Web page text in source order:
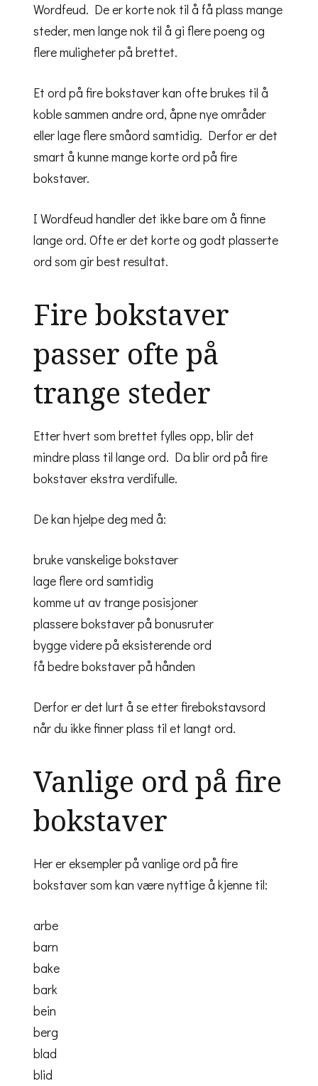
Wordfeud. De er korte nok til å få plass mange
steder, men lange nok til å gi flere poeng og
flere muligheter på brettet.
Et ord på fire bokstaver kan ofte brukes til å
koble sammen andre ord, åpne nye områder
eller lage flere småord samtidig. Derfor er det
smart å kunne mange korte ord på fire
bokstaver.
I Wordfeud handler det ikke bare om å finne
lange ord. Ofte er det korte og godt plasserte
ord som gir best resultat.
Fire bokstaver
passer ofte på
trange steder
Etter hvert som brettet fylles opp, blir det
mindre plass til lange ord. Da blir ord på fire
bokstaver ekstra verdifulle.
De kan hjelpe deg med å:
bruke vanskelige bokstaver
lage flere ord samtidig
komme ut av trange posisjoner
plassere bokstaver på bonusruter
bygge videre på eksisterende ord
få bedre bokstaver på hånden
Derfor er det lurt å se etter firebokstavsord
når du ikke finner plass til et langt ord.
Vanlige ord på fire
bokstaver
Her er eksempler på vanlige ord på fire
bokstaver som kan være nyttige å kjenne til:
arbe
barn
bake
bark
bein
berg
blad
blid